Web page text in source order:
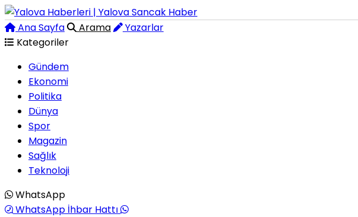
Ana Sayfa Arama
Yazarlar
Kategoriler
Gündem
Ekonomi
Politika
Dünya
Spor
Magazin
Sağlık
Teknoloji
WhatsApp
WhatsApp İhbar Hattı